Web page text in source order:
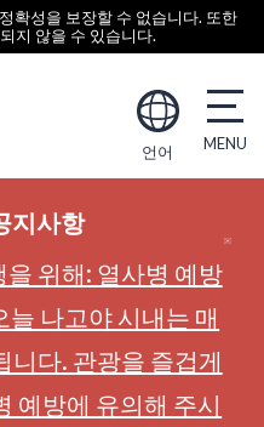
확성을 보장할 수 없습니다. 또한
지 않을 수 있습니다.
언어
지사항
을 위해: 열사병 예방
나고야 시내는 매
니다. 관광을 즐겁게
예방에 유의해 주시